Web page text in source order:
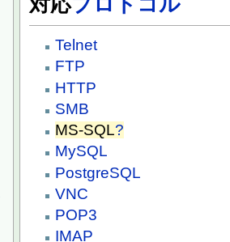
Telnet
FTP
HTTP
SMB
MS-SQL?
MySQL
PostgreSQL
VNC
POP3
IMAP